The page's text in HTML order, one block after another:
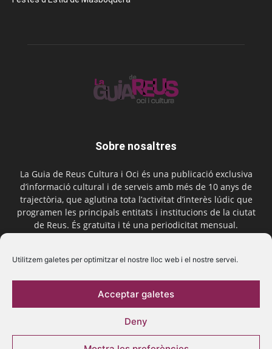
Utilitzem galetes per optimitzar el nostre lloc web i el nostre servei.
Acceptar galetes
Deny
Sobre nosaltres
La Guia de Reus Cultura i Oci és una publicació exclusiva
d’informació cultural i de serveis amb més de 10 anys de
trajectòria, que aglutina tota l’activitat d’interès lúdic que
programen les principals entitats i institucions de la ciutat
de Reus. És gratuïta i té una periodicitat mensual.
Segueix-nos